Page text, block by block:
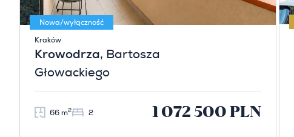
Nowa/wyłączność
Kraków
Krowodrza, Bartosza
Głowackiego
66 m2 2 1 072 500 PLN